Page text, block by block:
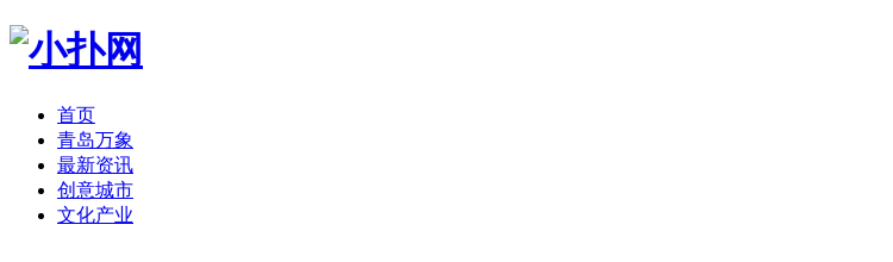
首页
青岛万象
最新资讯
创意城市
文化产业